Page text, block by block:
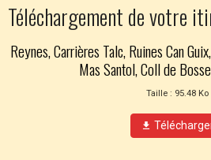
Téléchargement de votre
Reynes, Carrières Talc, Ruines Can
Mas Santol, Coll de
Taille : 95.48 Ko